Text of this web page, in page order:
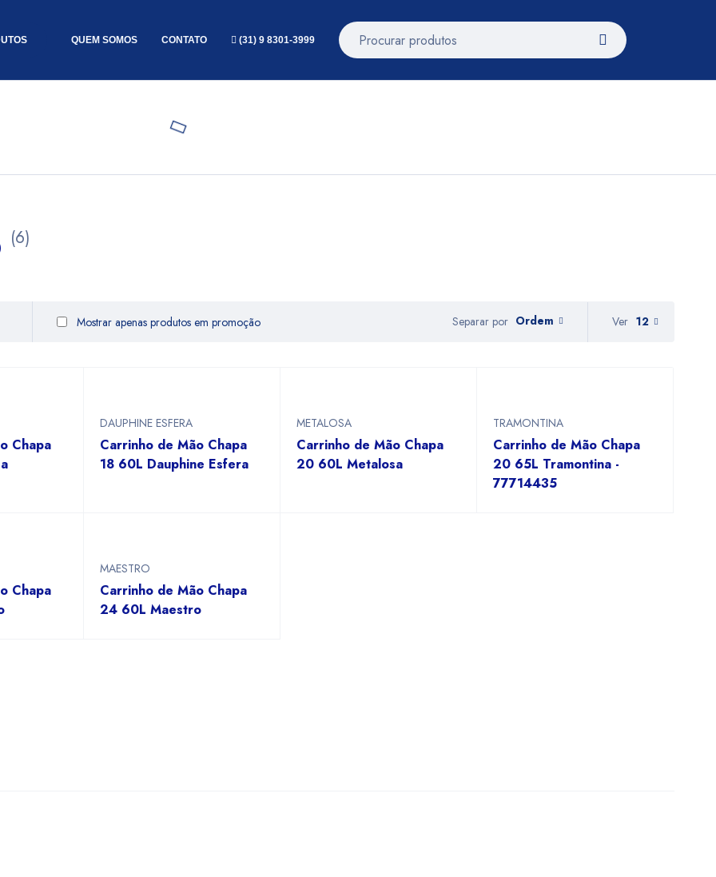
QUEM SOMOS CONTATO (31) 9 8301-3999
(6)
Separar por Ordem
Mostrar apenas produtos em promoção Ver 12
Chapa
DAUPHINE ESFERA
Carrinho de Mão Chapa
18 60L Dauphine Esfera
METALOSA
Carrinho de Mão Chapa
20 60L Metalosa
TRAMONTINA
Carrinho de Mão Chapa
20 65L Tramontina -
77714435
Chapa
MAESTRO
Carrinho de Mão Chapa
24 60L Maestro